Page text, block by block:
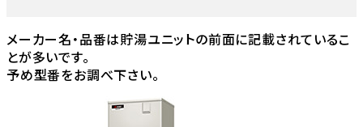
メーカー名・品番は貯湯ユニットの前面に記載されているこ
とが多いです。
予め型番をお調べ下さい。